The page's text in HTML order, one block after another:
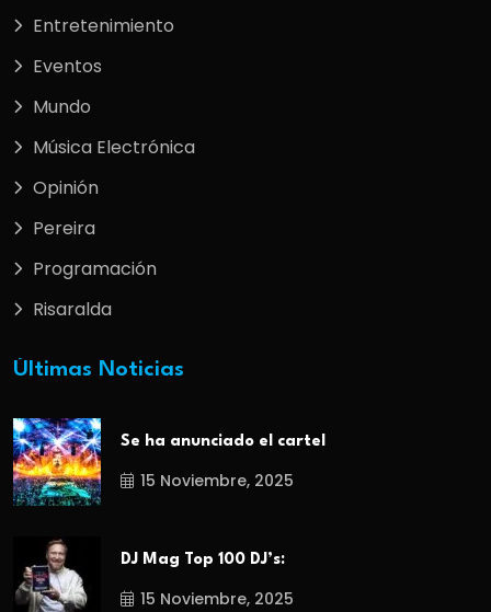
Entretenimiento
Eventos
Mundo
Música Electrónica
Opinión
Pereira
Programación
Risaralda
Últimas Noticias
Se ha anunciado el cartel
15 Noviembre, 2025
DJ Mag Top 100 DJ’s:
15 Noviembre, 2025